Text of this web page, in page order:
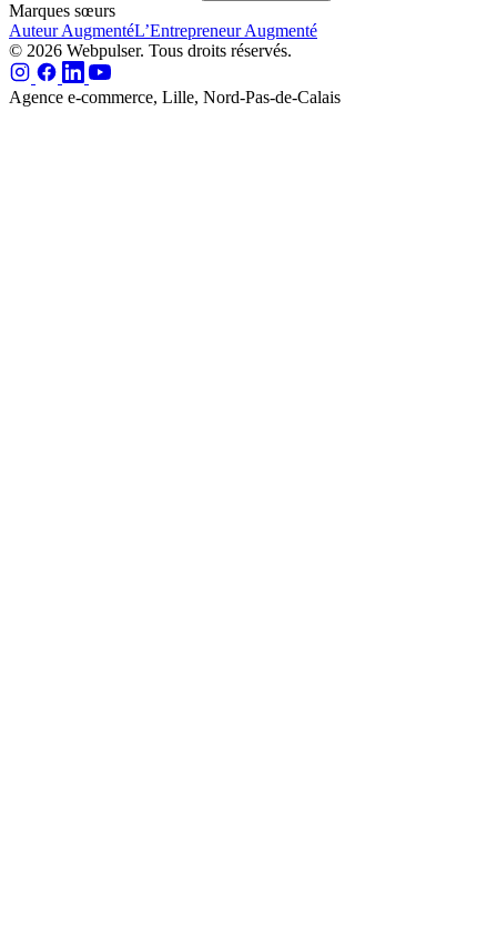
Marques sœurs
Auteur AugmentéL’Entrepreneur Augmenté
© 2026 Webpulser. Tous droits réservés.
Agence e-commerce, Lille, Nord-Pas-de-Calais